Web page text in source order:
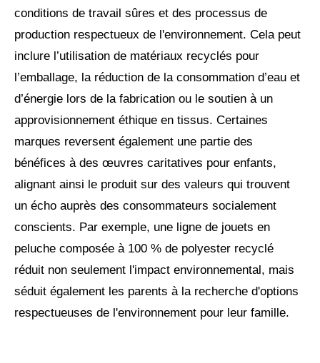
conditions de travail sûres et des processus de
production respectueux de l'environnement. Cela peut
inclure l’utilisation de matériaux recyclés pour
l’emballage, la réduction de la consommation d’eau et
d’énergie lors de la fabrication ou le soutien à un
approvisionnement éthique en tissus. Certaines
marques reversent également une partie des
bénéfices à des œuvres caritatives pour enfants,
alignant ainsi le produit sur des valeurs qui trouvent
un écho auprès des consommateurs socialement
conscients. Par exemple, une ligne de jouets en
peluche composée à 100 % de polyester recyclé
réduit non seulement l'impact environnemental, mais
séduit également les parents à la recherche d'options
respectueuses de l'environnement pour leur famille.